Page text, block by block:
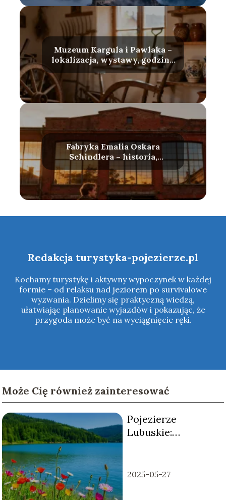
Muzeum Kargula i Pawlaka –
lokalizacja, wystawy, godziny
otwarcia
Fabryka Emalia Oskara
Schindlera – historia,
zwiedzanie, bilety
Redakcja turystyka-pojezierze.pl
Kochamy turystykę i aktywny wypoczynek w każdej
formie – od relaksu nad jeziorem po survivalowe
wyzwania. Dzielimy się praktyczną wiedzą,
ułatwiając planowanie wyjazdów i pokazując, że
przygoda może być na wyciągnięcie ręki.
Może Cię również zainteresować
Pojezierze
Lubuskie:
2025-05-27